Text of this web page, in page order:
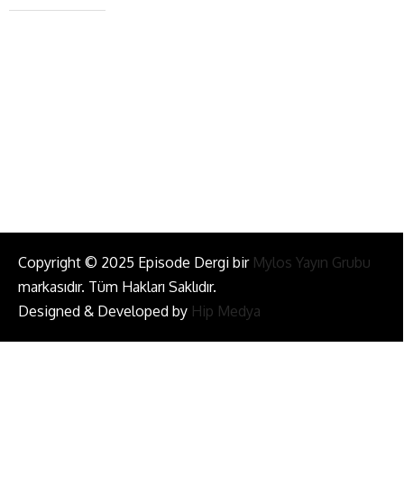
+90 543 345 46 00
Copyright © 2025 Episode Dergi bir Mylos Yayın Grubu
markasıdır. Tüm Hakları Saklıdır.
Designed & Developed by Hip Medya